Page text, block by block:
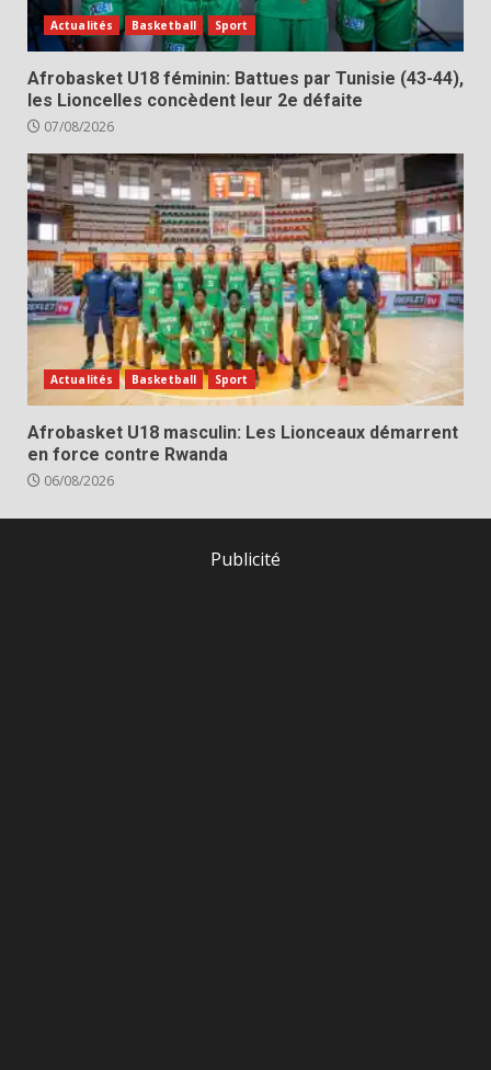
Actualités Basketball Sport
Afrobasket U18 féminin: Battues par Tunisie (43-44),
les Lioncelles concèdent leur 2e défaite
07/08/2026
Actualités Basketball Sport
Afrobasket U18 masculin: Les Lionceaux démarrent
en force contre Rwanda
06/08/2026
Publicité